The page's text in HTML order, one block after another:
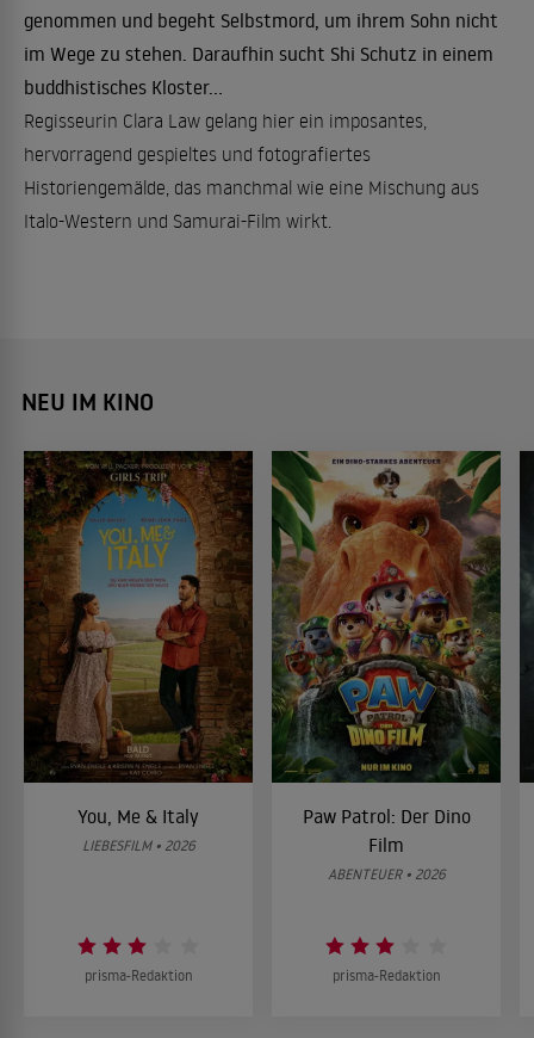
genommen und begeht Selbstmord, um ihrem Sohn nicht
im Wege zu stehen. Daraufhin sucht Shi Schutz in einem
buddhistisches Kloster...
Regisseurin Clara Law gelang hier ein imposantes,
hervorragend gespieltes und fotografiertes
Historiengemälde, das manchmal wie eine Mischung aus
Italo-Western und Samurai-Film wirkt.
NEU IM KINO
You, Me & Italy
LIEBESFILM • 2026
prisma-Redaktion
Paw Patrol: Der Dino
Film
ABENTEUER • 2026
prisma-Redaktion